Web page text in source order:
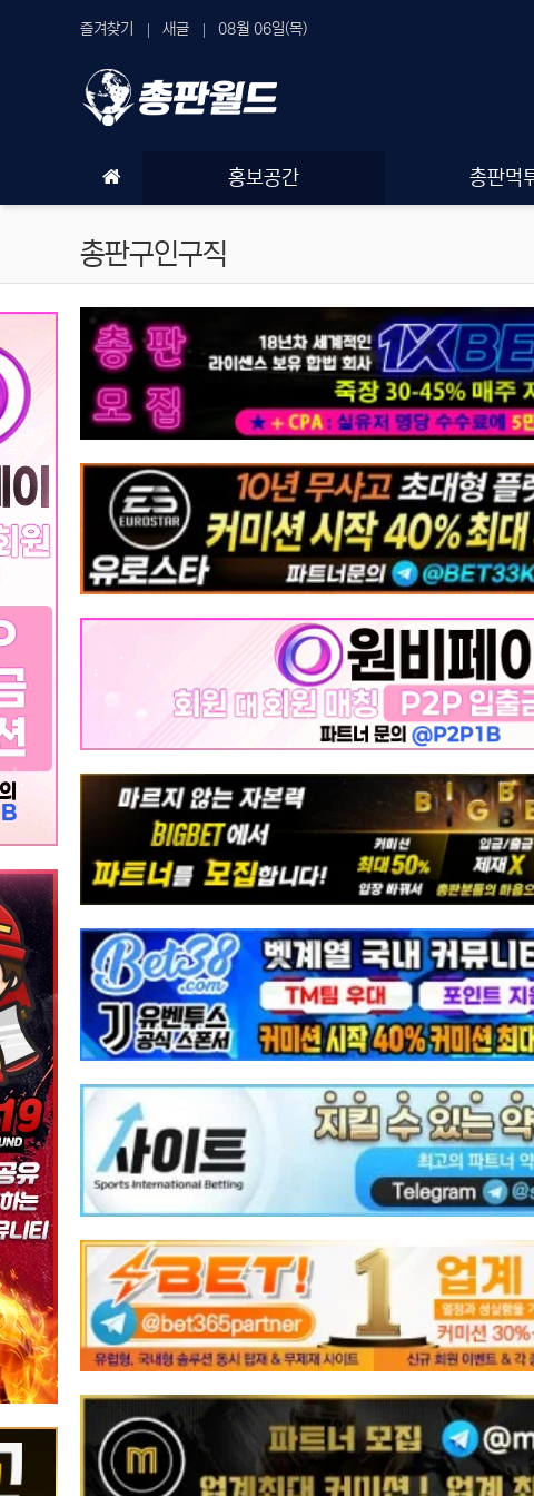
상단 네비즐겨찾기 새글 08월 06일(목)
홍보공간 총판먹
총판구인구직